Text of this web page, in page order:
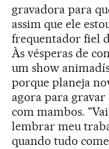
gravadora para
assim que ele
frequentador fiel
Às vésperas de
um show
porque planeja
agora para gravar
com mambos.
lembrar meu
quando tudo